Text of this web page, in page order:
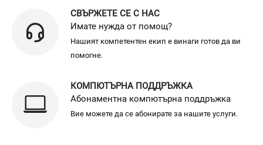
СВЪРЖЕТЕ СЕ С НАС
Имате нужда от помощ?
Нашият компетентен екип е винаги готов да ви
помогне.
КОМПЮТЪРНА ПОДДРЪЖКА
Абонаментна компютърна поддръжка
Вие можете да се абонирате за нашите услуги.